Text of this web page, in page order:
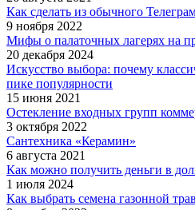
Как сделать из обычного
9 ноября 2022
Мифы о палаточных лагерях на
20 декабря 2024
Искусство выбора: почему
пике популярности
15 июня 2021
Остекление входных групп
3 октября 2022
Сантехника «Керамин»
6 августа 2021
Как можно получить деньги в
1 июля 2024
Как выбрать семена газонной